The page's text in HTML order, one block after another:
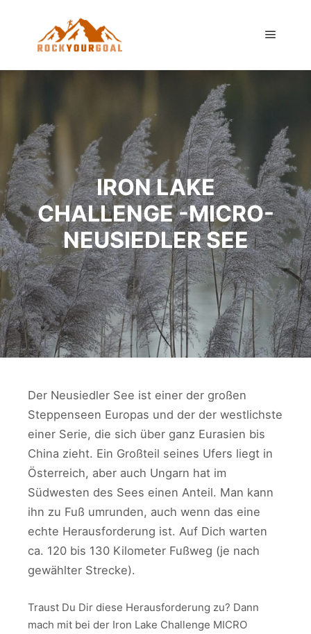
IRON LAKE
CHALLENGE -MICRO-
NEUSIEDLER SEE
Der Neusiedler See ist einer der großen
Steppenseen Europas und der der westlichste
einer Serie, die sich über ganz Eurasien bis
China zieht. Ein Großteil seines Ufers liegt in
Österreich, aber auch Ungarn hat im
Südwesten des Sees einen Anteil. Man kann
ihn zu Fuß umrunden, auch wenn das eine
echte Herausforderung ist. Auf Dich warten
ca. 120 bis 130 Kilometer Fußweg (je nach
gewählter Strecke).
Traust Du Dir diese Herausforderung zu? Dann
mach mit bei der Iron Lake Challenge MICRO